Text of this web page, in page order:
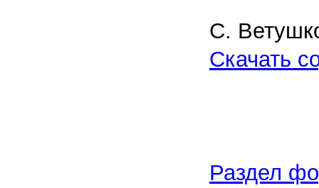
С.
Скачать
Раздел